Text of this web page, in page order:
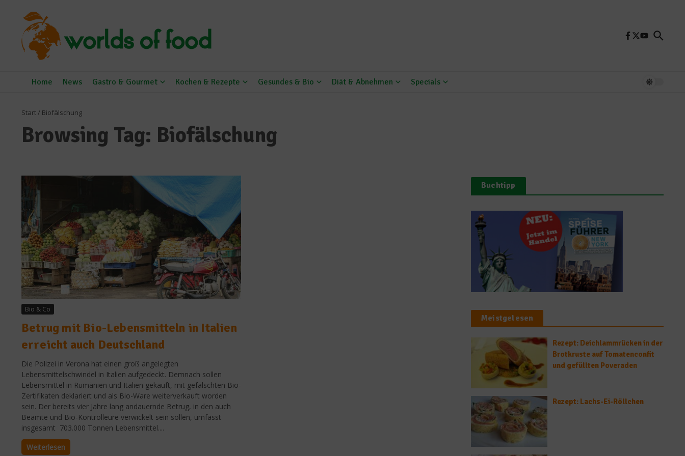
Home News Gastro & Gourmet Kochen & Rezepte Gesundes & Bio Diät & Abnehmen Specials
Start/ Biofälschung
Browsing Tag: Biofälschung
Bio & Co
Betrug mit Bio-Lebensmitteln in Italien
erreicht auch Deutschland
Die Polizei in Verona hat einen groß angelegten
Lebensmittelschwindel in Italien aufgedeckt. Demnach sollen
Lebensmittel in Rumänien und Italien gekauft, mit gefälschten Bio-
Zertifikaten deklariert und als Bio-Ware weiterverkauft worden
sein. Der bereits vier Jahre lang andauernde Betrug, in den auch
Beamte und Bio-Kontrolleure verwickelt sein sollen, umfasst
insgesamt 703.000 Tonnen Lebensmittel....
Weiterlesen
Buchtipp
Meistgelesen
Rezept: Deichlammrücken in der
Brotkruste auf Tomatenconfit
und gefüllten Poveraden
Rezept: Lachs-Ei-Röllchen